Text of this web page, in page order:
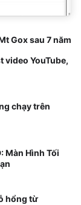
Gox sau 7 năm
video YouTube,
chạy trên
Màn Hình Tối
hổng từ